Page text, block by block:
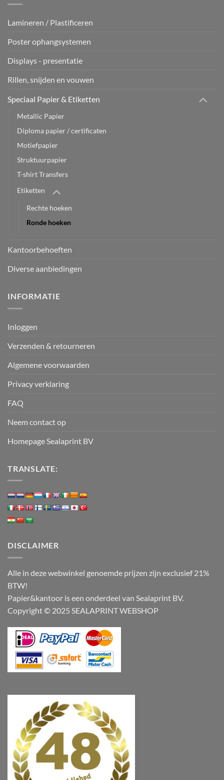
Lamineren / Plastificeren
Poster ophangsystemen
Displays - presentatie
Rillen, snijden en vouwen
Speciaal Papier & Etiketten
Metallic Papier
Diploma papier / certificaten
Motiefpapier
Struktuurpapier
T-shirt Transfers
Etiketten
Rechte hoeken
Ronde hoeken
Kantoorbehoeften
Diverse aanbiedingen
INFORMATIE
Inloggen
Verzenden & retourneren
Algemene voorwaarden
Privacy verklaring
FAQ
Neem contact op
Homepage Sealaprint BV
TRANSLATE:
DISCLAIMER
Alle in deze webwinkel genoemde prijzen zijn exclusief 21%
BTW!
Papier&kantoor is een onderdeel van Sealaprint BV.
Copyright © 2025 SEALAPRINT WEBSHOP